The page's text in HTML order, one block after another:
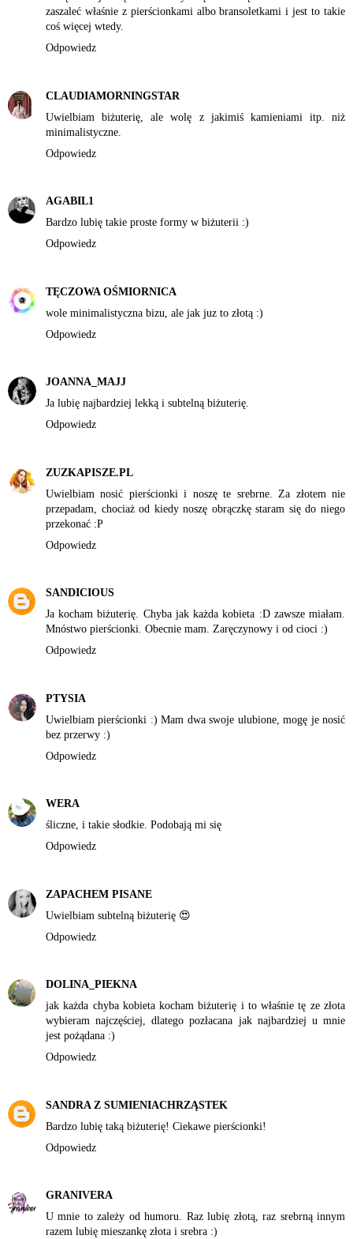
zaszaleć właśnie z pierścionkami albo bransoletkami i jest to takie
coś więcej wtedy.
Odpowiedz
CLAUDIAMORNINGSTAR
Uwielbiam biżuterię, ale wolę z jakimiś kamieniami itp. niż
minimalistyczne.
Odpowiedz
AGABIL1
Bardzo lubię takie proste formy w biżuterii :)
Odpowiedz
TĘCZOWA OŚMIORNICA
wole minimalistyczna bizu, ale jak juz to złotą :)
Odpowiedz
JOANNA_MAJJ
Ja lubię najbardziej lekką i subtelną biżuterię.
Odpowiedz
ZUZKAPISZE.PL
Uwielbiam nosić pierścionki i noszę te srebrne. Za złotem nie
przepadam, chociaż od kiedy noszę obrączkę staram się do niego
przekonać :P
Odpowiedz
SANDICIOUS
Ja kocham biżuterię. Chyba jak każda kobieta :D zawsze miałam.
Mnóstwo pierścionki. Obecnie mam. Zaręczynowy i od cioci :)
Odpowiedz
PTYSIA
Uwielbiam pierścionki :) Mam dwa swoje ulubione, mogę je nosić
bez przerwy :)
Odpowiedz
WERA
śliczne, i takie słodkie. Podobają mi się
Odpowiedz
ZAPACHEM PISANE
Uwielbiam subtelną biżuterię 😍
Odpowiedz
DOLINA_PIEKNA
jak każda chyba kobieta kocham biżuterię i to właśnie tę ze złota
wybieram najczęściej, dlatego pozłacana jak najbardziej u mnie
jest pożądana :)
Odpowiedz
SANDRA Z SUMIENIACHRZĄSTEK
Bardzo lubię taką biżuterię! Ciekawe pierścionki!
Odpowiedz
GRANIVERA
U mnie to zależy od humoru. Raz lubię złotą, raz srebrną innym
razem lubię mieszankę złota i srebra :)